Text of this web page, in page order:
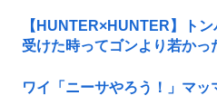
【HUNTER×HUNTER】ト
受けた時ってゴンより若かっ
ワイ「ニーサやろう！」マッ